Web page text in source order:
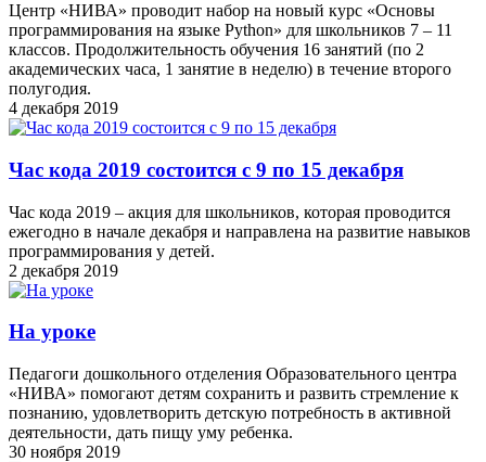
Центр «НИВА» проводит набор на новый курс «Основы
программирования на языке Python» для школьников 7 – 11
классов. Продолжительность обучения 16 занятий (по 2
академических часа, 1 занятие в неделю) в течение второго
полугодия.
4 декабря 2019
Час кода 2019 состоится с 9 по 15 декабря
Час кода 2019 – акция для школьников, которая проводится
ежегодно в начале декабря и направлена на развитие навыков
программирования у детей.
2 декабря 2019
На уроке
Педагоги дошкольного отделения Образовательного центра
«НИВА» помогают детям сохранить и развить стремление к
познанию, удовлетворить детскую потребность в активной
деятельности, дать пищу уму ребенка.
30 ноября 2019